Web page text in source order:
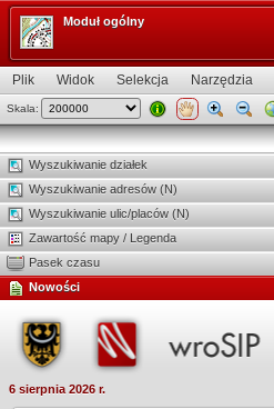
Plik Widok Selekcja Narzędzia
Skala:
Wyszukiwanie działek
Wyszukiwanie adresów (N)
Wyszukiwanie ulic/placów (N)
Zawartość mapy / Legenda
Pasek czasu
Nowości
Moduł ogólny